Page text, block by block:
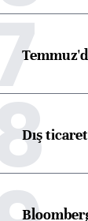
Dış